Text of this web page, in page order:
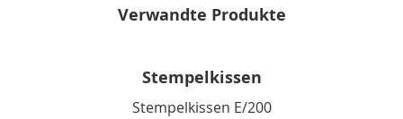
Verwandte Produkte
Stempelkissen
Stempelkissen E/200